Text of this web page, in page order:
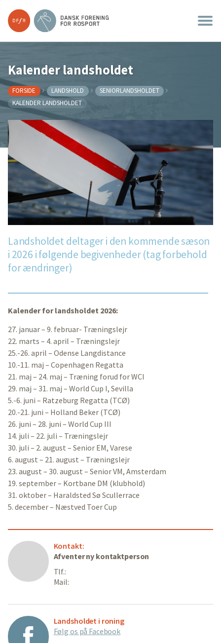
Kalender landsholdet
FORSIDE LANDSHOLD
SENIORLANDSHOLDET
KALENDER LANDSHOLDET
Landsholdet deltager i den kommende sæson
i 2026 i følgende begivenheder (tag forbehold
for ændringer)
Kalender for landsholdet 2026:
27. januar – 9. februar- Træningslejr
22. marts – 4. april – Træningslejr
25.-26. april – Odense Langdistance
10.-11. maj – Copenhagen Regatta
21. maj – 24. maj – Træning forud for WCI
29. maj – 31. maj – World Cup I, Sevilla
5.-6. juni – Ratzeburg Regatta (TCØ)
20.-21. juni – Holland Beker (TCØ)
26. juni – 28. juni – World Cup III
14. juli – 22. juli – Træningslejr
30. juli – 2. august – Senior EM, Varese
6. august – 21. august – Træningslejr
23. august – 30. august – Senior VM, Amsterdam
19. september – Kortbane DM (klubhold)
31. oktober – Haraldsted Sø Scullerrace
5. december – Næstved Toer Cup
Kontakt:
Afventer ny kontaktperson
Tlf.:
Mail:
Landsholdet i roning
Følg os på Facebook